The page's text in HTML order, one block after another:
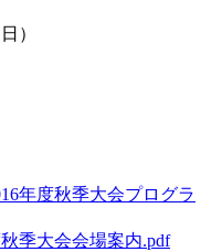
）
年度秋季大会プログラ
季大会会場案内.pdf